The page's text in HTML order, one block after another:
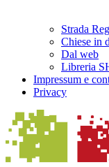
Strada
Chiese in
Dal web
Libreria
Impressum e
Privacy